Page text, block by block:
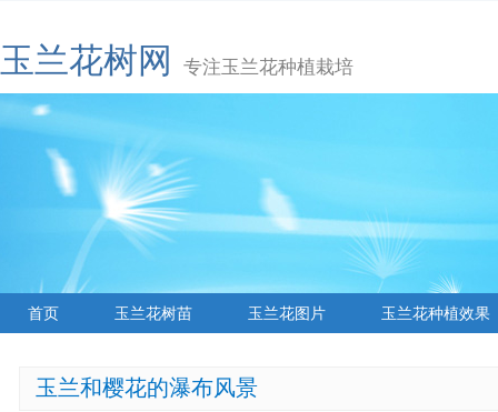
玉兰花树网 专注玉兰花种植栽培
首页 玉兰花树苗 玉兰花图片 玉兰花种植效果
玉兰和樱花的瀑布风景